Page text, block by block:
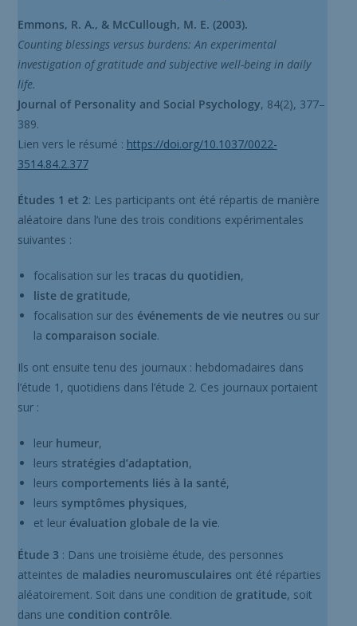
Emmons, R. A., & McCullough, M. E. (2003).
Counting blessings versus burdens: An experimental
investigation of gratitude and subjective well-being in daily
life.
Journal of Personality and Social Psychology, 84(2), 377–
389.
Lien vers le résumé : https://doi.org/10.1037/0022-
3514.84.2.377
Études 1 et 2: Les participants ont été répartis de manière
aléatoire dans l’une des trois conditions expérimentales
suivantes :
focalisation sur les tracas du quotidien,
liste de gratitude,
focalisation sur des événements de vie neutres ou sur
la comparaison sociale.
Ils ont ensuite tenu des journaux : hebdomadaires dans
l’étude 1, quotidiens dans l’étude 2. Ces journaux portaient
sur :
leur humeur,
leurs stratégies d’adaptation,
leurs comportements liés à la santé,
leurs symptômes physiques,
et leur évaluation globale de la vie.
Étude 3 : Dans une troisième étude, des personnes
atteintes de maladies neuromusculaires ont été réparties
aléatoirement. Soit dans une condition de gratitude, soit
dans une condition contrôle.